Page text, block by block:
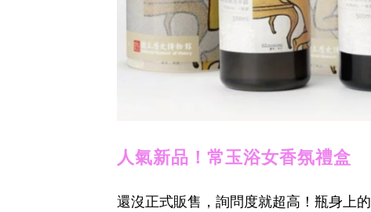
人氣新品！常玉浴女香氛禮盒
還沒正式販售，詢問度就超高！瓶身上